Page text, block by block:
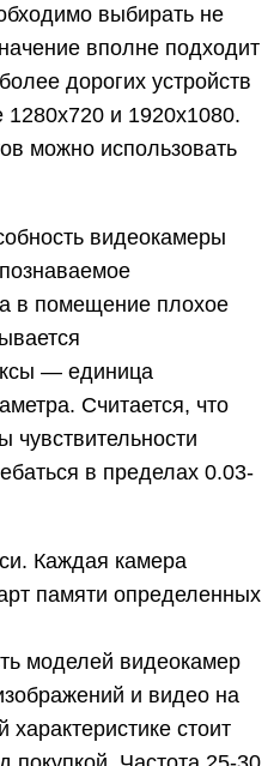
выбирать не
вполне подходит
дорогих устройств
1280х720 и 1920х1080.
можно использовать
видеокамеры
в помещение плохое
— единица
Считается, что
чувствительности
в пределах 0.03-
Каждая камера
памяти определенных
моделей видеокамер
и видео на
стоит